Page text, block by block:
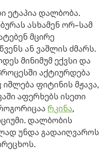
ეტაპია დალბობა.
ასხამენ ორ–სამ
მცირე
ან ვაშლის ძმარს.
მინიმუმ ექვსი და
აქტიურდება
ფიტინის მჟავა,
აფერხებს ისეთი
რკინა,
დალბობის
უნდა გადაიღვაროს